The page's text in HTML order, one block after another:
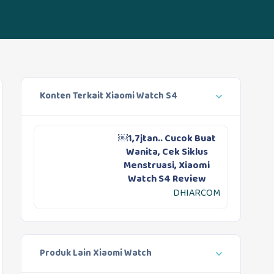
Konten Terkait Xiaomi Watch S4
￼1,7jtan.. Cucok Buat
Wanita, Cek Siklus
Menstruasi, Xiaomi
Watch S4 Review
DHIARCOM
Produk Lain Xiaomi Watch